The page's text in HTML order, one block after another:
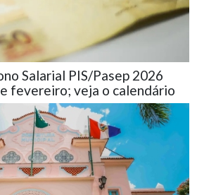
Salarial PIS/Pasep 2026
fevereiro; veja o calendário